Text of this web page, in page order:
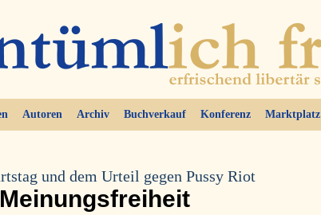
Autoren Archiv Buchverkauf Konferenz Marktplatz
und dem Urteil gegen Pussy Riot